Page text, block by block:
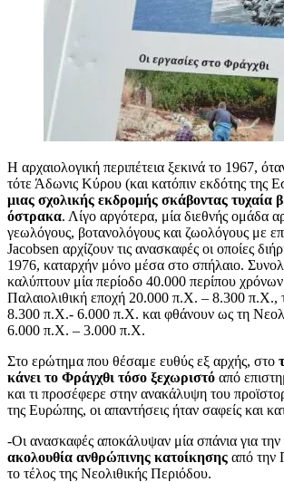
Η αρχαιολογική περιπέτεια ξεκινά το 1967,
τότε Άδωνις Κύρου (και κατόπιν εκδότης της
μιας σχολικής εκδρομής σκάβοντας τυχαία
όστρακα. Λίγο αργότερα, μία διεθνής ομάδα
γεωλόγους, βοτανολόγους και ζωολόγους με
Jacobsen αρχίζουν τις ανασκαφές οι οποίες
1976, καταρχήν μόνο μέσα στο σπήλαιο.
καλύπτουν μία περίοδο 40.000 περίπου
Παλαιολιθική εποχή 20.000 π.Χ. – 8.300 π.Χ.,
8.300 π.Χ.- 6.000 π.Χ. και φθάνουν ως τη
6.000 π.Χ. – 3.000 π.Χ.
Στο ερώτημα που θέσαμε ευθύς εξ αρχής, στο
κάνει το Φράγχθι τόσο ξεχωριστό από
και τι προσέφερε στην ανακάλυψη του
της Ευρώπης, οι απαντήσεις ήταν σαφείς και
-Οι ανασκαφές αποκάλυψαν μία σπάνια για
ακολουθία ανθρώπινης κατοίκησης από την
το τέλος της Νεολιθικής Περιόδου.